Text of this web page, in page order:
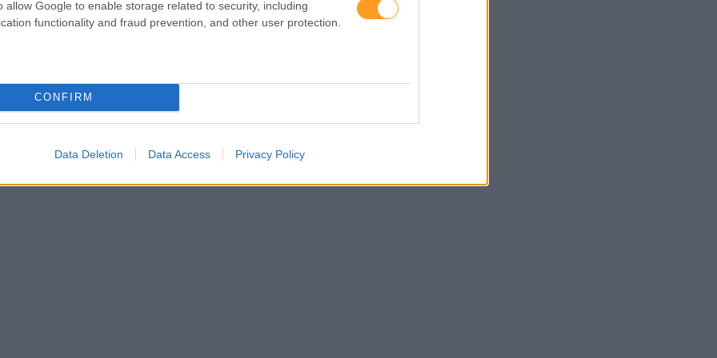
allow Google to enable storage related to security, including
functionality and fraud prevention, and other user protection.
CONFIRM
Data Deletion Data Access Privacy Policy